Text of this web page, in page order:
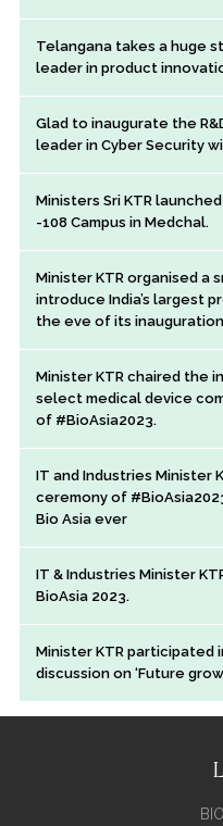
Telangana takes a huge
leader in product
Glad to inaugurate the
leader in Cyber Security
Ministers Sri KTR
-108 Campus in Medchal.
Minister KTR organised a
introduce India’s largest
the eve of its
Minister KTR chaired the
select medical device
of #BioAsia2023.
IT and Industries Minister
ceremony of
Bio Asia ever
IT & Industries Minister
BioAsia 2023.
Minister KTR participated
discussion on ‘Future